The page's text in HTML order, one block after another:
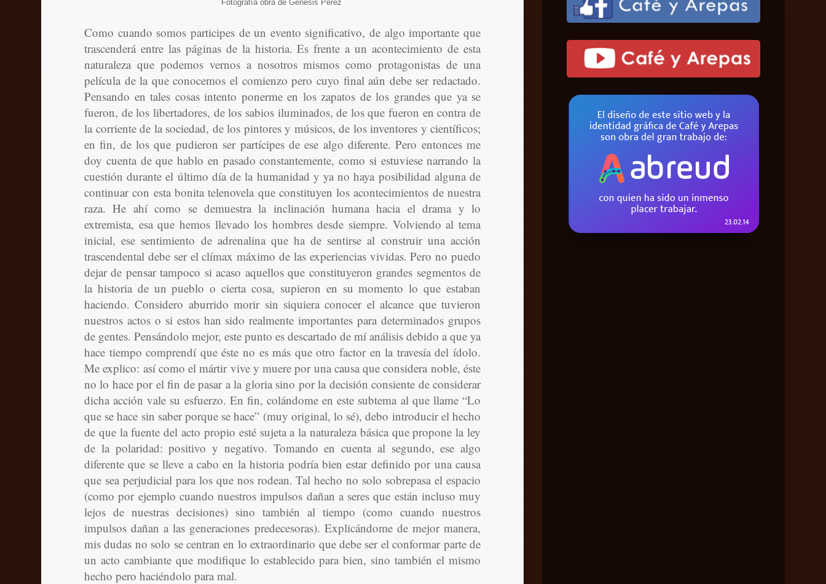
Fotografía obra de Génesis Pérez
Como cuando somos participes de un evento significativo, de algo importante que
trascenderá entre las páginas de la historia. Es frente a un acontecimiento de esta
naturaleza que podemos vernos a nosotros mismos como protagonistas de una
película de la que conocemos el comienzo pero cuyo final aún debe ser redactado.
Pensando en tales cosas intento ponerme en los zapatos de los grandes que ya se
fueron, de los libertadores, de los sabios iluminados, de los que fueron en contra de
la corriente de la sociedad, de los pintores y músicos, de los inventores y científicos;
en fin, de los que pudieron ser partícipes de ese algo diferente. Pero entonces me
doy cuenta de que hablo en pasado constantemente, como si estuviese narrando la
cuestión durante el último día de la humanidad y ya no haya posibilidad alguna de
continuar con esta bonita telenovela que constituyen los acontecimientos de nuestra
raza. He ahí como se demuestra la inclinación humana hacia el drama y lo
extremista, esa que hemos llevado los hombres desde siempre. Volviendo al tema
inicial, ese sentimiento de adrenalina que ha de sentirse al construir una acción
trascendental debe ser el clímax máximo de las experiencias vividas. Pero no puedo
dejar de pensar tampoco si acaso aquellos que constituyeron grandes segmentos de
la historia de un pueblo o cierta cosa, supieron en su momento lo que estaban
haciendo. Considero aburrido morir sin siquiera conocer el alcance que tuvieron
nuestros actos o si estos han sido realmente importantes para determinados grupos
de gentes. Pensándolo mejor, este punto es descartado de mí análisis debido a que ya
hace tiempo comprendí que éste no es más que otro factor en la travesía del ídolo.
Me explico: así como el mártir vive y muere por una causa que considera noble, éste
no lo hace por el fin de pasar a la gloria sino por la decisión consiente de considerar
dicha acción vale su esfuerzo. En fin, colándome en este subtema al que llame “Lo
que se hace sin saber porque se hace” (muy original, lo sé), debo introducir el hecho
de que la fuente del acto propio esté sujeta a la naturaleza básica que propone la ley
de la polaridad: positivo y negativo. Tomando en cuenta al segundo, ese algo
diferente que se lleve a cabo en la historia podría bien estar definido por una causa
que sea perjudicial para los que nos rodean. Tal hecho no solo sobrepasa el espacio
(como por ejemplo cuando nuestros impulsos dañan a seres que están incluso muy
lejos de nuestras decisiones) sino también al tiempo (como cuando nuestros
impulsos dañan a las generaciones predecesoras). Explicándome de mejor manera,
mis dudas no solo se centran en lo extraordinario que debe ser el conformar parte de
un acto cambiante que modifique lo establecido para bien, sino también el mismo
hecho pero haciéndolo para mal.